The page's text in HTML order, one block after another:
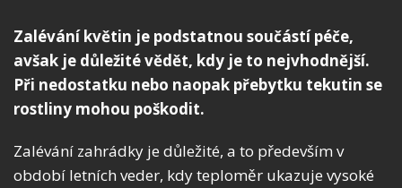
Zalévání květin je podstatnou součástí péče,
avšak je důležité vědět, kdy je to nejvhodnější.
Při nedostatku nebo naopak přebytku tekutin se
rostliny mohou poškodit.
Zalévání zahrádky je důležité, a to především v
období letních veder, kdy teploměr ukazuje vysoké